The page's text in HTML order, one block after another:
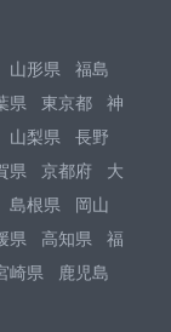
山形県
福島
県 東京都
神
山梨県
長野
県 京都府
大
島根県
岡山
県 高知県
福
崎県
鹿児島